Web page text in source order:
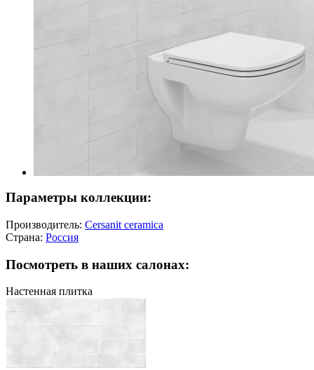
Параметры коллекции:
Производитель: Cersanit ceramica
Страна: Россия
Посмотреть в наших салонах:
Настенная плитка